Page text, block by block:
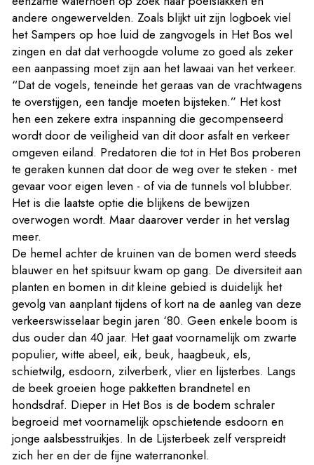
andere ongewervelden. Zoals blijkt uit zijn logboek viel
het Sampers op hoe luid de zangvogels in Het Bos wel
zingen en dat dat verhoogde volume zo goed als zeker
een aanpassing moet zijn aan het lawaai van het verkeer.
“Dat de vogels, teneinde het geraas van de vrachtwagens
te overstijgen, een tandje moeten bijsteken.” Het kost
hen een zekere extra inspanning die gecompenseerd
wordt door de veiligheid van dit door asfalt en verkeer
omgeven eiland. Predatoren die tot in Het Bos proberen
te geraken kunnen dat door de weg over te steken - met
gevaar voor eigen leven - of via de tunnels vol blubber.
Het is die laatste optie die blijkens de bewijzen
overwogen wordt. Maar daarover verder in het verslag
meer.
De hemel achter de kruinen van de bomen werd steeds
blauwer en het spitsuur kwam op gang. De diversiteit aan
planten en bomen in dit kleine gebied is duidelijk het
gevolg van aanplant tijdens of kort na de aanleg van deze
verkeerswisselaar begin jaren ‘80. Geen enkele boom is
dus ouder dan 40 jaar. Het gaat voornamelijk om zwarte
populier, witte abeel, eik, beuk, haagbeuk, els,
schietwilg, esdoorn, zilverberk, vlier en lijsterbes. Langs
de beek groeien hoge pakketten brandnetel en
hondsdraf. Dieper in Het Bos is de bodem schraler
begroeid met voornamelijk opschietende esdoorn en
jonge aalsbesstruikjes. In de Lijsterbeek zelf verspreidt
zich her en der de fijne waterranonkel.